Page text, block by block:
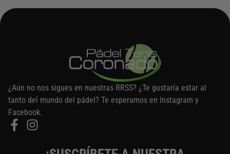
¿Aún no nos sigues en nuestras RRSS? ¿Te gustaría estar al
tanto del mundo del pádel? Te esperamos en Instagram y
Facebook.